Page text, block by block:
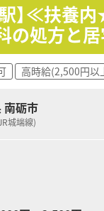
】≪扶養
の処方と
高時給(2,500円以
南砺市
城端線)